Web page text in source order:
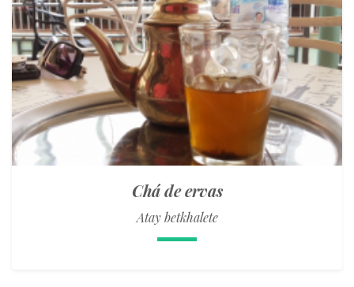
Chá de ervas
Atay betkhalete